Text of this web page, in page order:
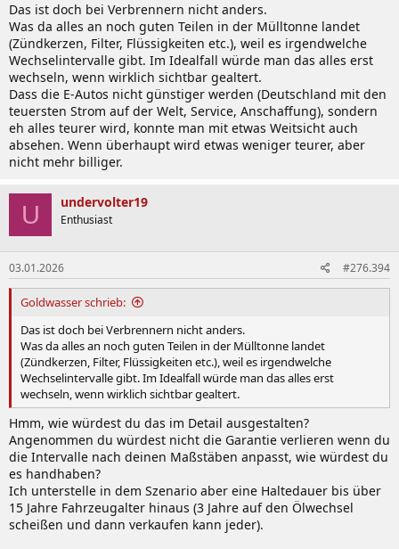
Das ist doch bei Verbrennern nicht anders.
Was da alles an noch guten Teilen in der Mülltonne landet
(Zündkerzen, Filter, Flüssigkeiten etc.), weil es irgendwelche
Wechselintervalle gibt. Im Idealfall würde man das alles erst
wechseln, wenn wirklich sichtbar gealtert.
Dass die E-Autos nicht günstiger werden (Deutschland mit den
teuersten Strom auf der Welt, Service, Anschaffung), sondern
eh alles teurer wird, konnte man mit etwas Weitsicht auch
absehen. Wenn überhaupt wird etwas weniger teurer, aber
nicht mehr billiger.
U undervolter19
Enthusiast
03.01.2026 #276.394
Goldwasser schrieb:
Das ist doch bei Verbrennern nicht anders.
Was da alles an noch guten Teilen in der Mülltonne landet
(Zündkerzen, Filter, Flüssigkeiten etc.), weil es irgendwelche
Wechselintervalle gibt. Im Idealfall würde man das alles erst
wechseln, wenn wirklich sichtbar gealtert.
Hmm, wie würdest du das im Detail ausgestalten?
Angenommen du würdest nicht die Garantie verlieren wenn du
die Intervalle nach deinen Maßstäben anpasst, wie würdest du
es handhaben?
Ich unterstelle in dem Szenario aber eine Haltedauer bis über
15 Jahre Fahrzeugalter hinaus (3 Jahre auf den Ölwechsel
scheißen und dann verkaufen kann jeder).